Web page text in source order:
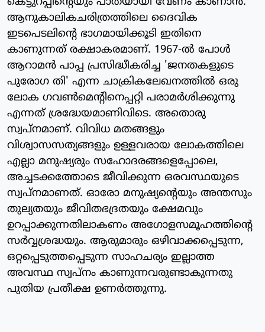
ആനുകാലികചരിത്രത്തിലെ ദൈവിക
ഇടപെടലിന്റെ ഭാഗമായിക്കൂടി ഇതിനെ
കാണുന്നത് രക്ഷാകരമാണ്. 1967-ല്‍ പോള്‍
ആറാമന്‍ പാപ്പ പ്രസിദ്ധീകരിച്ച 'ജനതകളുടെ
പുരോഗ തി' എന്ന ചാക്രികലേഖനത്തില്‍ ഒരു
ലോക ഗവണ്‍മെന്റിനെപ്പറ്റി പരാമര്‍ശിക്കുന്നു
എന്നത് ശ്രദ്ധേയമാണിവിടെ. അതൊരു
സ്വപ്‌നമാണ്. വിവിധ മതങ്ങളും
വിശ്വാസസത്യങ്ങളും ഉള്ളവരായ ലോകത്തിലെ
എല്ലാ മനുഷ്യരും സഹോദരങ്ങളെപ്പോലെ,
അച്ചടക്കത്തോടെ ജീവിക്കുന്ന ഒരവസ്ഥയുടെ
സ്വപ്നമാണത്. ഓരോ മനുഷ്യന്റെയും അന്തസും
തുല്യതയും ജീവിതഭദ്രതയും ക്ഷേമവും
ഉറപ്പാക്കുന്നതിലാകണം അഗോളസമൂഹത്തിന്റെ
സര്‍വ്വശ്രദ്ധയും. ആരുമാരും ഒഴിവാക്കപ്പെടുന്ന,
ഒറ്റപ്പെടുത്തപ്പെടുന്ന സാഹചര്യം ഇല്ലാത്ത
അവസ്ഥ സ്വപ്നം കാണുന്നവരുണ്ടാകുന്നതു
പുതിയ പ്രതീക്ഷ ഉണര്‍ത്തുന്നു.